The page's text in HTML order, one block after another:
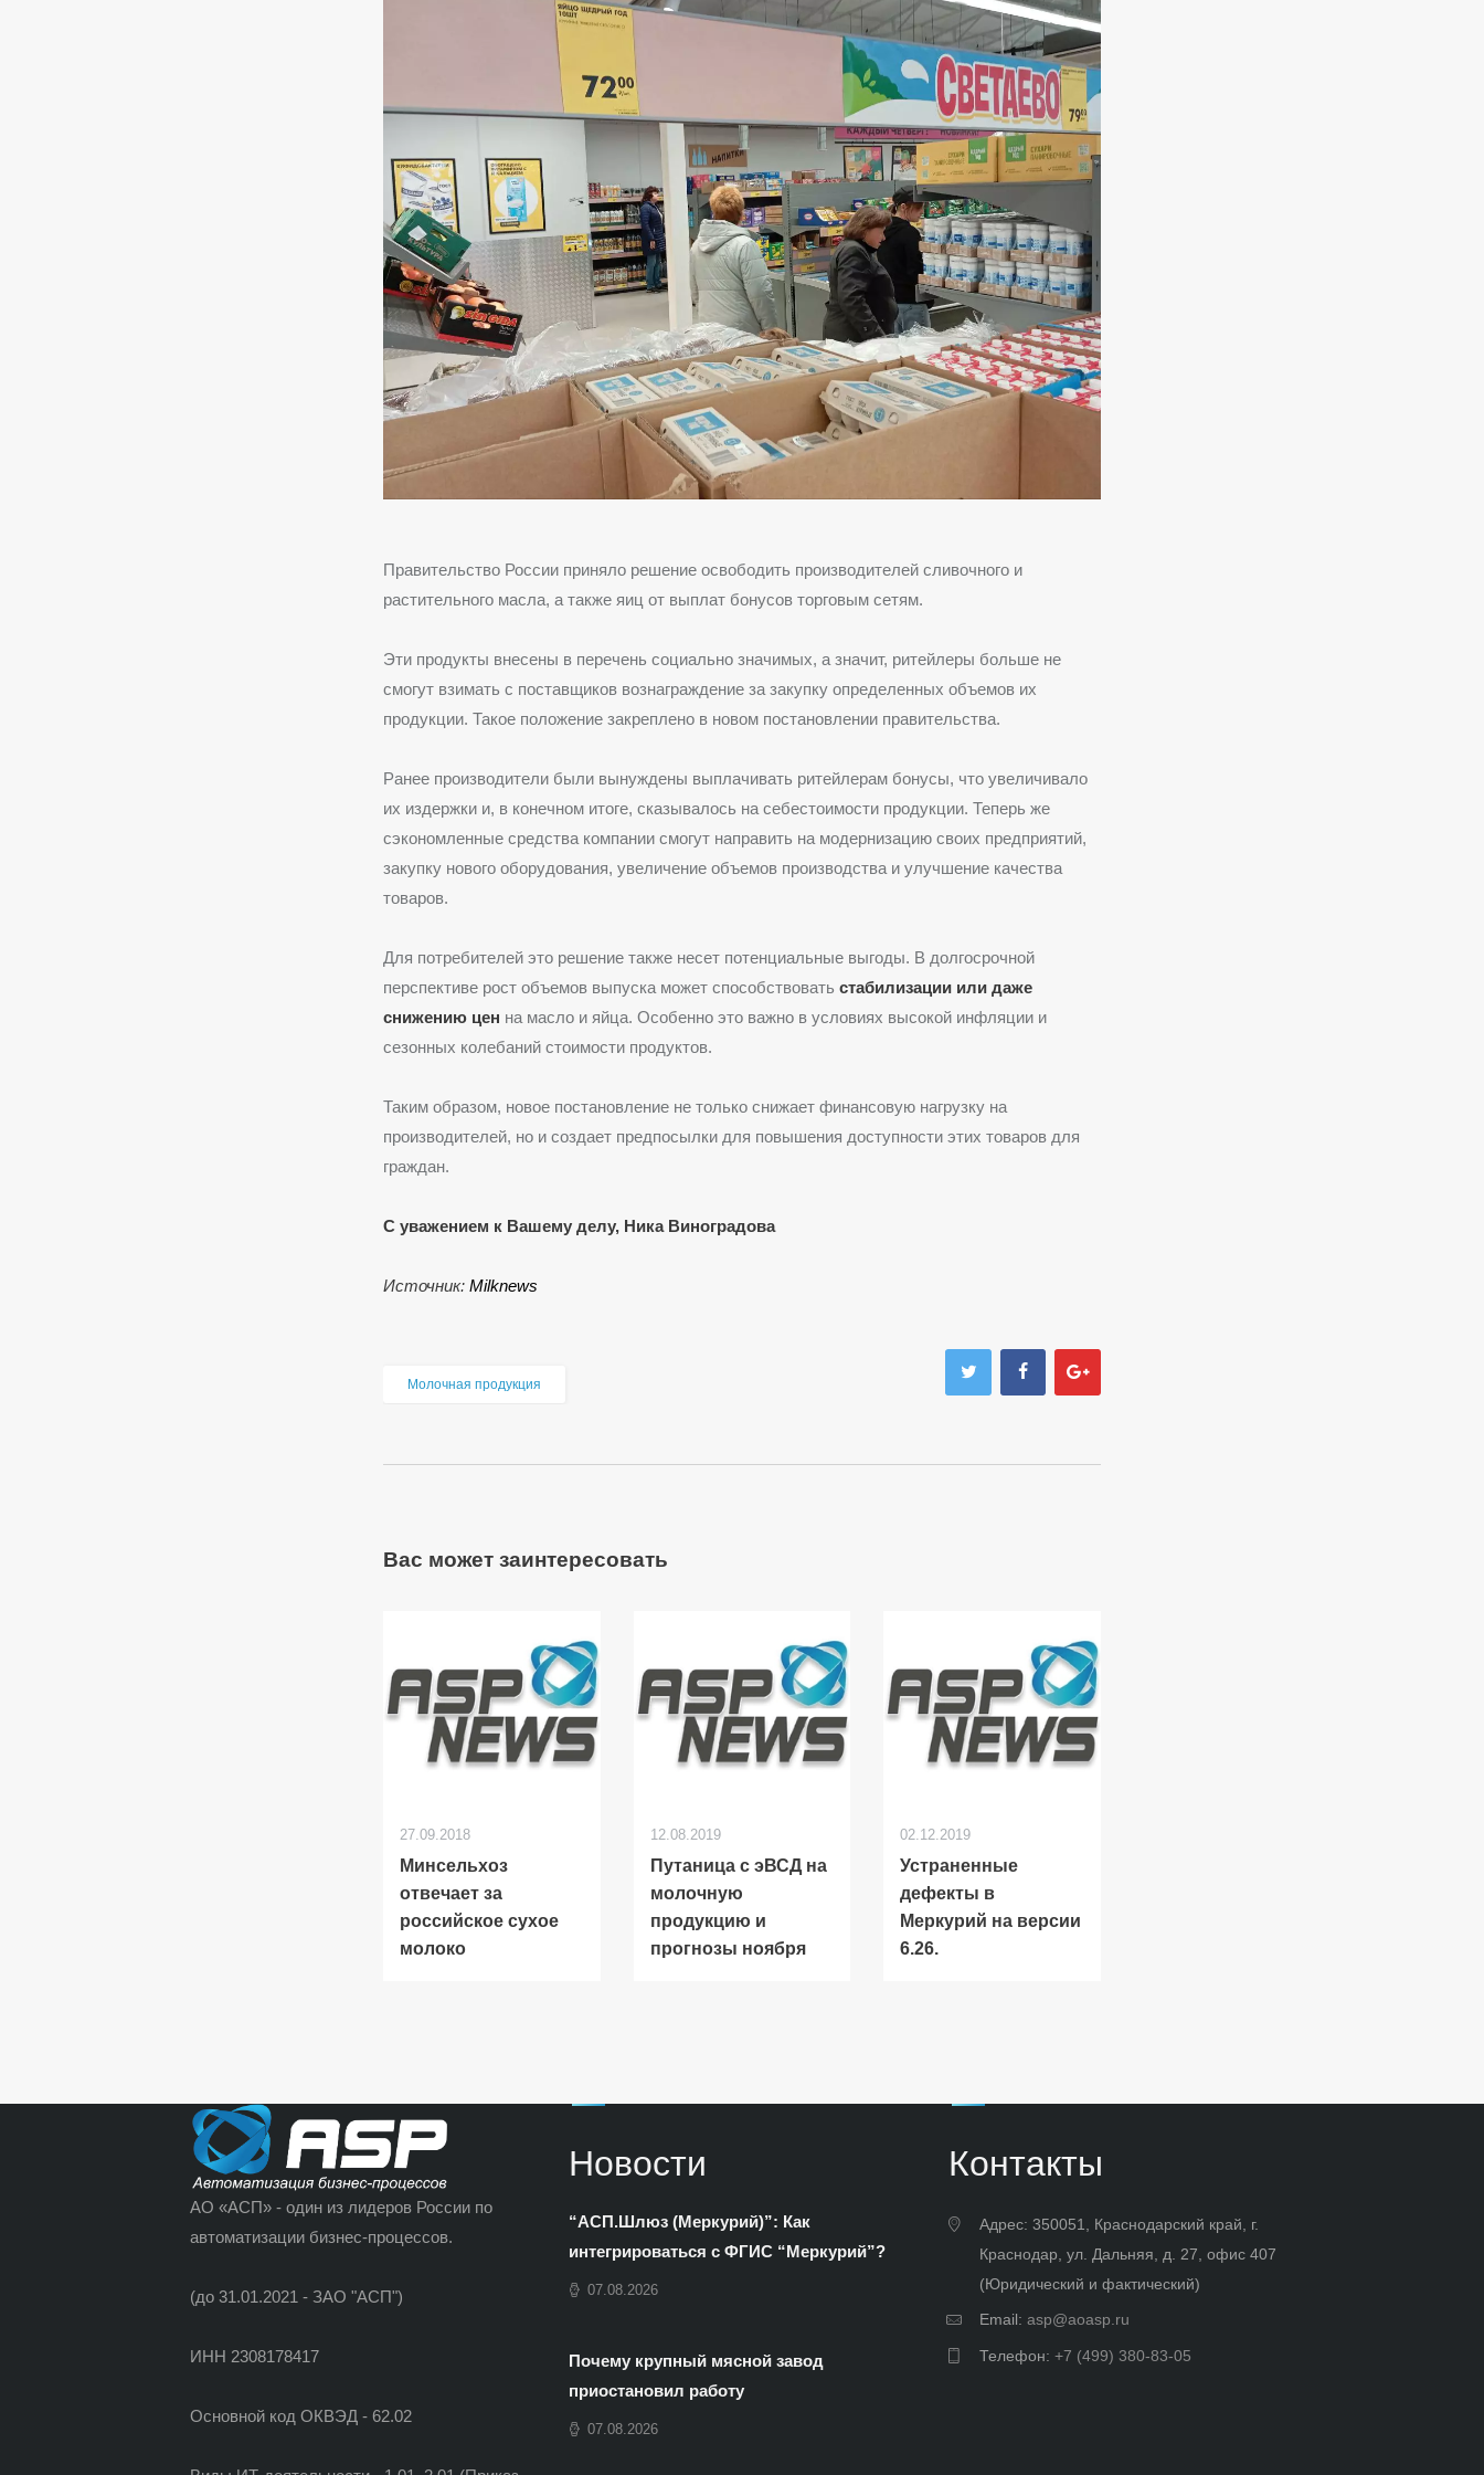
Правительство России приняло решение освободить производителей сливочного и
растительного масла, а также яиц от выплат бонусов торговым сетям.
Эти продукты внесены в перечень социально значимых, а значит, ритейлеры больше не
смогут взимать с поставщиков вознаграждение за закупку определенных объемов их
продукции. Такое положение закреплено в новом постановлении правительства.
Ранее производители были вынуждены выплачивать ритейлерам бонусы, что увеличивало
их издержки и, в конечном итоге, сказывалось на себестоимости продукции. Теперь же
сэкономленные средства компании смогут направить на модернизацию своих предприятий,
закупку нового оборудования, увеличение объемов производства и улучшение качества
товаров.
Для потребителей это решение также несет потенциальные выгоды. В долгосрочной
перспективе рост объемов выпуска может способствовать стабилизации или даже
снижению цен на масло и яйца. Особенно это важно в условиях высокой инфляции и
сезонных колебаний стоимости продуктов.
Таким образом, новое постановление не только снижает финансовую нагрузку на
производителей, но и создает предпосылки для повышения доступности этих товаров для
граждан.
С уважением к Вашему делу, Ника Виноградова
Источник: Milknews
Молочная продукция
Вас может заинтересовать
27.09.2018
Минсельхоз
отвечает за
российское сухое
молоко
12.08.2019
Путаница с эВСД на
молочную
продукцию и
прогнозы ноября
02.12.2019
Устраненные
дефекты в
Меркурий на версии
6.26.
АО «АСП» - один из лидеров России по
автоматизации бизнес-процессов.
(до 31.01.2021 - ЗАО "АСП")
ИНН 2308178417
Основной код ОКВЭД - 62.02
Новости
“АСП.Шлюз (Меркурий)”: Как
интегрироваться с ФГИС “Меркурий”?
07.08.2026
Почему крупный мясной завод
приостановил работу
07.08.2026
Контакты
Адрес: 350051, Краснодарский край, г.
Краснодар, ул. Дальняя, д. 27, офис 407
(Юридический и фактический)
Email: asp@aoasp.ru
Телефон: +7 (499) 380-83-05